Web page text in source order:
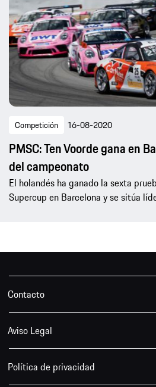
Competición 16-08-2020
PMSC: Ten Voorde gana en
del campeonato
El holandés ha ganado la sexta
Supercup en Barcelona y se sitúa
Contacto
Aviso Legal
Política de privacidad